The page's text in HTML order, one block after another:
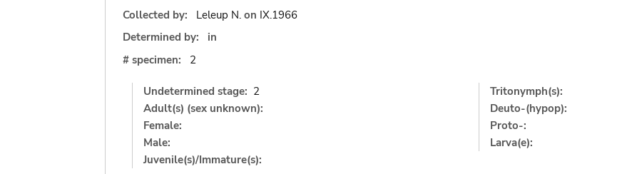
Collected by:
Leleup N. on IX.1966
Determined by:
in
# specimen:
2
Undetermined stage: 2
Adult(s) (sex unknown):
Female:
Male:
Juvenile(s)/Immature(s):
Tritonymph(s):
Deuto-(hypop):
Proto-:
Larva(e):